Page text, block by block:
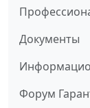
Документы
Форум